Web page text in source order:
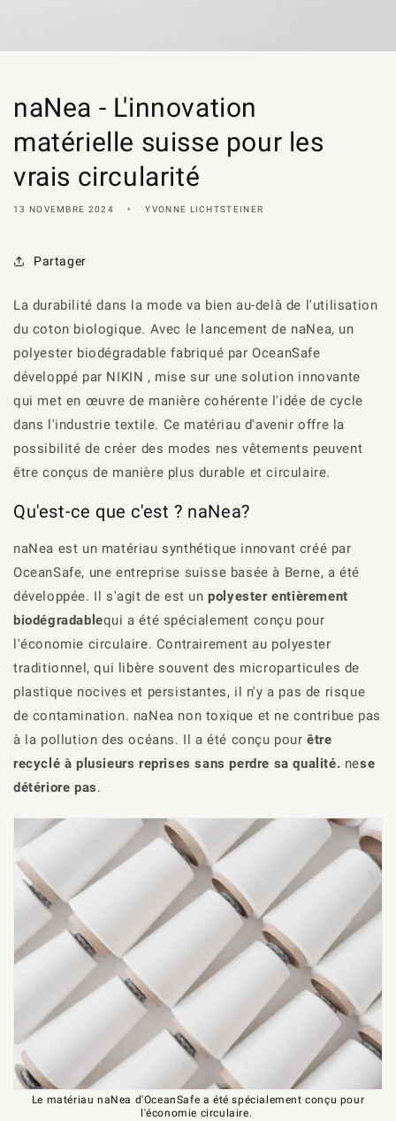
naNea - L'innovation
matérielle suisse pour les
vrais circularité
13 NOVEMBRE 2024 YVONNE LICHTSTEINER
Partager
La durabilité dans la mode va bien au-delà de l'utilisation
du coton biologique. Avec le lancement de naNea, un
polyester biodégradable fabriqué parOceanSafe
développé par NIKIN , mise sur une solution innovante
qui met en œuvre de manière cohérente l'idée de cycle
dans l'industrie textile. Ce matériau d'avenir offre la
possibilité de créer des modes nes vêtements peuvent
être conçus de manière plus durable et circulaire.
Qu'est-ce que c'est ? naNea?
naNea est un matériau synthétique innovant créé par
OceanSafe, une entreprise suisse basée à Berne, a été
développée. Il s'agit deest unpolyester entièrement
biodégradablequi a été spécialement conçu pour
l'économie circulaire. Contrairement au polyester
traditionnel, qui libère souvent des microparticules de
plastique nocives et persistantes, il n'y a pas de risque
de contamination. naNea non toxique et ne contribue pas
à la pollution des océans. Il a été conçu pourêtre
recyclé à plusieurs reprises sans perdre sa qualité. nese
détériore pas.
Le matériau naNea d'OceanSafe a été spécialement conçu pour
l'économie circulaire.